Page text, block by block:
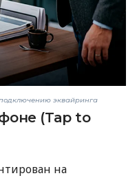
эквайринга
(Tap to
на